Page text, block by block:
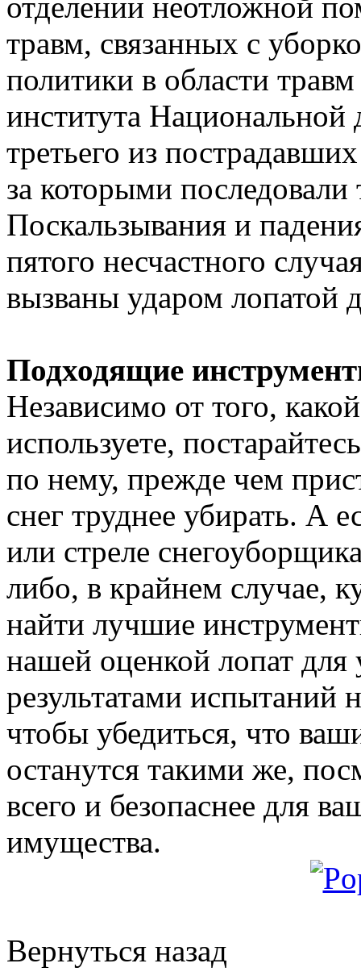
отделении неотложной
травм, связанных с
политики в области
института
третьего из
за которыми
Поскальзывания и
пятого несчастного
вызваны ударом лопатой
Подходящие
Независимо от того,
используете,
по нему, прежде чем
снег труднее убирать. А
или стреле
либо, в крайнем случае,
найти лучшие
нашей оценкой лопат для
результатами испытаний
чтобы убедиться, что
останутся такими же,
всего и безопаснее для
имущества.
Вернуться назад